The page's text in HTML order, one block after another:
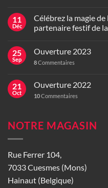
11
Déc
Célébrez la magie
partenaire festif de
25
Sep
Ouverture 2023
8Commentaires
21
Oct
Ouverture 2022
10Commentaires
NOTRE MAGASIN
Rue Ferrer 104,
7033 Cuesmes (Mons)
Hainaut (Belgique)